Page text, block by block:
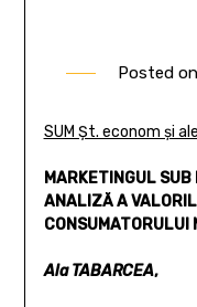
Posted on
SUM Șt. econom și
MARKETINGUL
ANALIZĂ A
CONSUMATORULUI
Ala TABARCEA,